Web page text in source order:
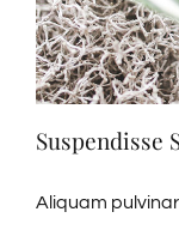
Suspendisse
Aliquam